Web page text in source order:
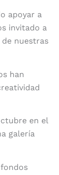
apoyar a
invitado a
nuestras
han
en el
galería